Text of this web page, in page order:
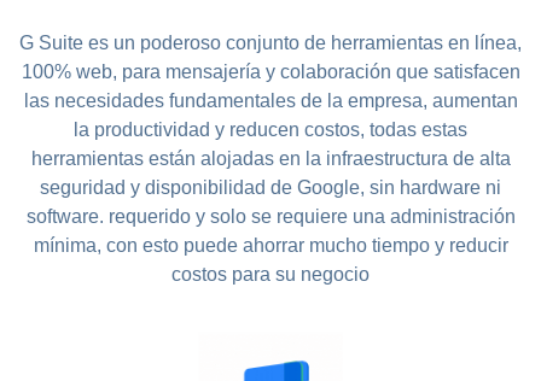
G Suite es un poderoso conjunto de herramientas en línea,
100% web, para mensajería y colaboración que satisfacen
las necesidades fundamentales de la empresa, aumentan
la productividad y reducen costos, todas estas
herramientas están alojadas en la infraestructura de alta
seguridad y disponibilidad de Google, sin hardware ni
software. requerido y solo se requiere una administración
mínima, con esto puede ahorrar mucho tiempo y reducir
costos para su negocio